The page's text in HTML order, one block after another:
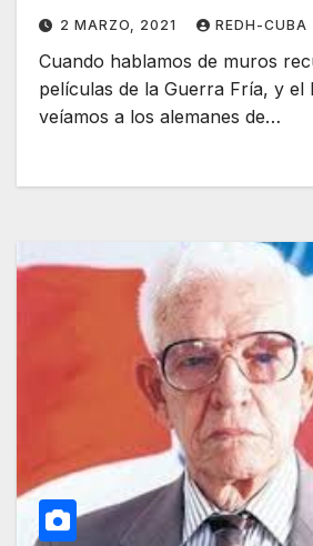
2 MARZO, 2021 REDH-CUBA
Cuando hablamos de muros
películas de la Guerra Fría, y el
veíamos a los alemanes de…